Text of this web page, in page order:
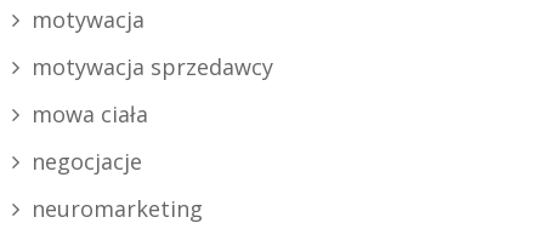
motywacja
motywacja sprzedawcy
mowa ciała
negocjacje
neuromarketing